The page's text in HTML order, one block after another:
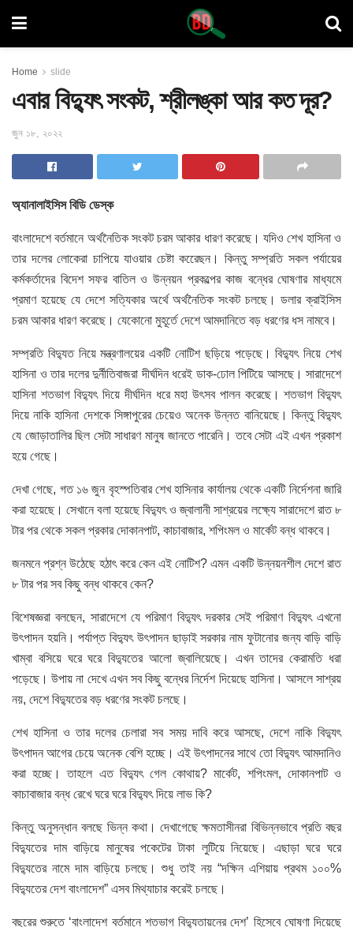
Home slide
এবার বিদ্যুৎ সংকট, শ্রীলঙ্কা আর কত দূর?
জুন ১৮, ২০২২
অ্যানালাইসিস বিডি ডেস্ক
বাংলাদেশে বর্তমানে অর্থনৈতিক সংকট চরম আকার ধারণ করেছে। যদিও শেখ হাসিনা ও
তার দলের লোকেরা চাপিয়ে যাওয়ার চেষ্টা করেেছন। কিন্তু সম্প্রতি সকল পর্যায়ের
কর্মকর্তাদের বিদেশ সফর বাতিল ও উন্নয়ন প্রকল্পের কাজ বন্ধের ঘোষণার মাধ্যমে
প্রমাণ হয়েছে যে দেশে সত্যিকার অর্থে অর্থনৈতিক সংকট চলছে। ডলার ক্রাইসিস
চরম আকার ধারণ করেছে। যেকোনো মুহূর্তে দেশে আমদানিতে বড় ধরণের ধস নামবে।
সম্প্রতি বিদ্যুত নিয়ে মন্ত্রণালয়ের একটি নোটিশ ছড়িয়ে পড়েছে। বিদ্যুৎ নিয়ে শেখ
হাসিনা ও তার দলের দুর্নীতিবাজরা দীর্ঘদিন ধরেই ডাক-ঢোল পিটিয়ে আসছে। সারাদেশে
হাসিনা শতভাগ বিদ্যুৎ দিয়ে দীর্ঘদিন ধরে মহা উৎসব পালন করেছে। শতভাগ বিদ্যুৎ
দিয়ে নাকি হাসিনা দেশকে সিঙ্গাপুরের চেয়েও অনেক উন্নত বানিয়েছে। কিন্তু বিদ্যুৎ
যে জোড়াতালির ছিল সেটা সাধারণ মানুষ জানতে পারেনি। তবে সেটা এই এখন প্রকাশ
হয়ে গেছে।
দেখা গেছে, গত ১৬ জুন বৃহস্পতিবার শেখ হাসিনার কার্যালয় থেকে একটি নির্দেশনা জারি
করা হয়েছে। সেখানে বলা হয়েছে বিদ্যুৎ ও জ্বালানী সাশ্রয়ের লক্ষ্যে সারাদেশে রাত ৮
টার পর থেকে সকল প্রকার দোকানপাট, কাচাবাজার, শপিংমল ও মার্কেট বন্ধ থাকবে।
জনমনে প্রশ্ন উঠেছে হঠাৎ করে কেন এই নোটিশ? এমন একটি উন্নয়নশীল দেশে রাত
৮ টার পর সব কিছু বন্ধ থাকবে কেন?
বিশেষজ্ঞরা বলছেন, সারাদেশে যে পরিমাণ বিদ্যুৎ দরকার সেই পরিমাণ বিদ্যুৎ এখনো
উৎপাদন হয়নি। পর্যাপ্ত বিদ্যুৎ উৎপাদন ছাড়াই সরকার নাম ফুটানোর জন্য বাড়ি বাড়ি
খাম্বা বসিয়ে ঘরে ঘরে বিদ্যুতের আলো জ্বালিয়েছে। এখন তাদের কেরামতি ধরা
পড়েছে। উপায় না দেখে এখন সব কিছু বন্ধের নির্দেশ দিয়েছে হাসিনা। আসলে সাশ্রয়
নয়, দেশে বিদ্যুতের বড় ধরণের সংকট চলছে।
শেখ হাসিনা ও তার দলের চেলারা সব সময় দাবি করে আসছে, দেশে নাকি বিদ্যুৎ
উৎপাদন আগের চেয়ে অনেক বেশি হচ্ছে। এই উৎপাদনের সাথে তো বিদ্যুৎ আমদানিও
করা হচ্ছে। তাহলে এত বিদ্যুৎ গেল কোথায়? মার্কেট, শপিংমল, দোকানপাট ও
কাচাবাজার বন্ধ রেখে ঘরে ঘরে বিদ্যুৎ দিয়ে লাভ কি?
কিন্তু অনুসন্ধান বলছে ভিন্ন কথা। দেখাগেছে ক্ষমতাসীনরা বিভিন্নভাবে প্রতি বছর
বিদ্যুতের দাম বাড়িয়ে মানুষের পকেটের টাকা লুটিয়ে নিয়েছে। এছাড়া ঘরে ঘরে
বিদ্যুতের নামে দাম বাড়িয়ে চলছে। শুধু তাই নয় “দক্ষিন এশিয়ায় প্রথম ১০০%
বিদ্যুতের দেশ বাংলাদেশ” এসব মিথ্যাচার করেই চলছে।
বছরের শুরুতে ‘বাংলাদেশ বর্তমানে শতভাগ বিদ্যুতায়নের দেশ’ হিসেবে ঘোষণা দিয়েছে